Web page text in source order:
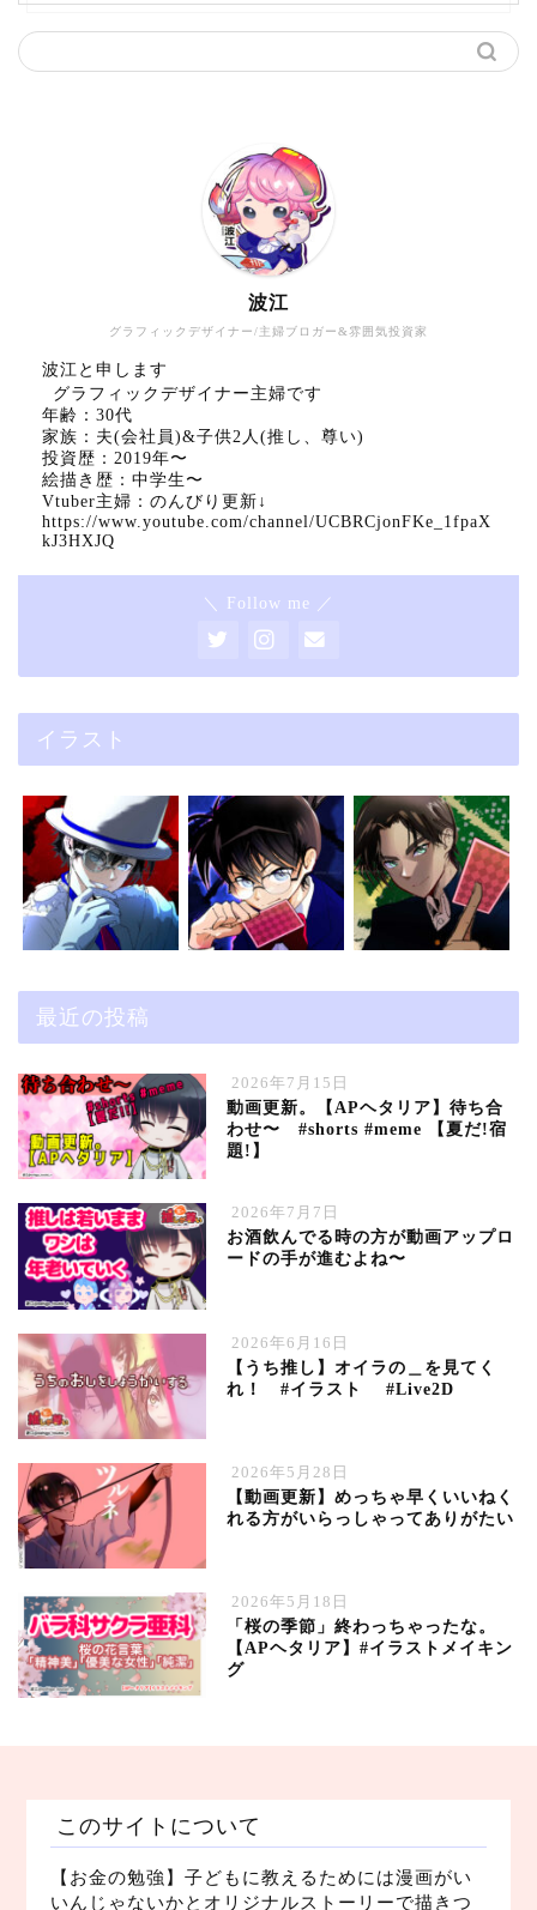
グラフィックデザイナー/主婦ブロガー&雰囲気投資家
波江
波江と申します
グラフィックデザイナー主婦です
年齢：30代
家族：夫(会社員)&子供2人(推し、尊い)
投資歴：2019年〜
絵描き歴：中学生〜
Vtuber主婦：のんびり更新↓
https://www.youtube.com/channel/UCBRCjonFKe_1fpaX
kJ3HXJQ
＼ Follow me ／
イラスト
最近の投稿
2026年7月15日
動画更新。【APヘタリア】待ち合
わせ〜 #shorts #meme 【夏だ!宿
題!】
2026年7月7日
お酒飲んでる時の方が動画アップロ
ードの手が進むよね〜
2026年6月16日
【うち推し】オイラの＿を見てく
れ！ #イラスト #Live2D
2026年5月28日
【動画更新】めっちゃ早くいいねく
れる方がいらっしゃってありがたい
2026年5月18日
「桜の季節」終わっちゃったな。
【APヘタリア】#イラストメイキン
グ
このサイトについて
【お金の勉強】子どもに教えるためには漫画がい
いんじゃないかとオリジナルストーリーで描きつ